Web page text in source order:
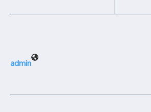
admin